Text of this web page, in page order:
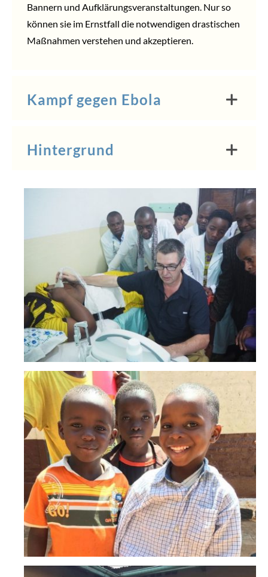
Bannern und Aufklärungsveranstaltungen. Nur so
können sie im Ernstfall die notwendigen drastischen
Maßnahmen verstehen und akzeptieren.
Kampf gegen Ebola
Hintergrund